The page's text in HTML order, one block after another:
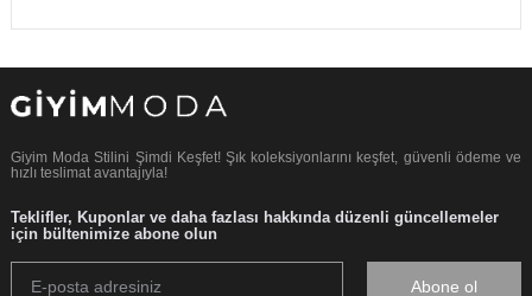
Giyim Moda Stilini Şimdi Keşfet! Şık koleksiyonlarını keşfet, güvenli ödeme ve
hızlı teslimat avantajıyla!
Teklifler, Kuponlar ve daha fazlası hakkında düzenli güncellemeler
için bültenimize abone olun
Abone ol